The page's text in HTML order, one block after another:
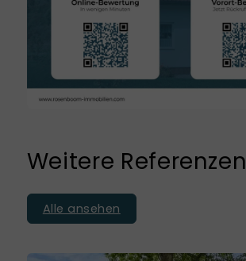
Weitere Referenzen
Alle ansehen